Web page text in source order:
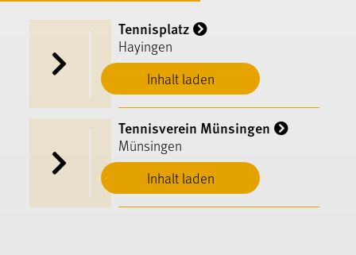
Inhalt laden
Tennisplatz
Hayingen
Inhalt laden
Tennisverein Münsingen
Münsingen